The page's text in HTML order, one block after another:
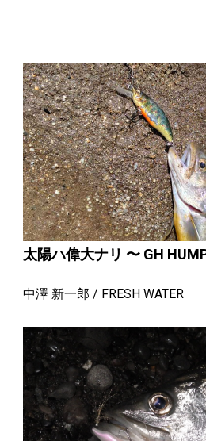
太陽ハ偉大ナリ 〜 GH
中澤 新一郎 FRESH WATER